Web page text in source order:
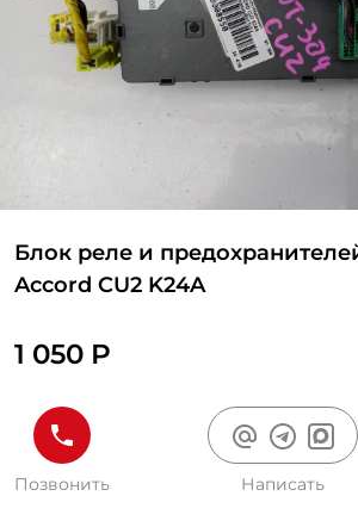
Блок реле и
Accord CU2 K24A
1 050 Р
Позвонить Написать